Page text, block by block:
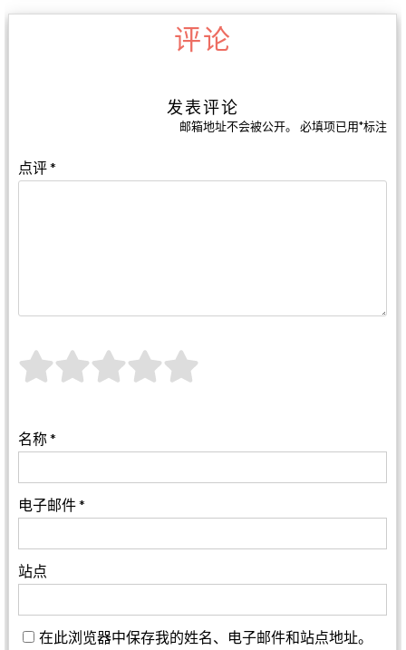
评论
发表评论
邮箱地址不会被公开。 必填项已用*标注
点评*
名称*
电子邮件*
站点
在此浏览器中保存我的姓名、电子邮件和站点地址。